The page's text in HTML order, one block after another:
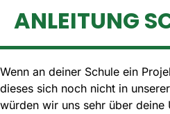
ANLEITUNG
Wenn an deiner Schule ein
dieses sich noch nicht in
würden wir uns sehr über deine